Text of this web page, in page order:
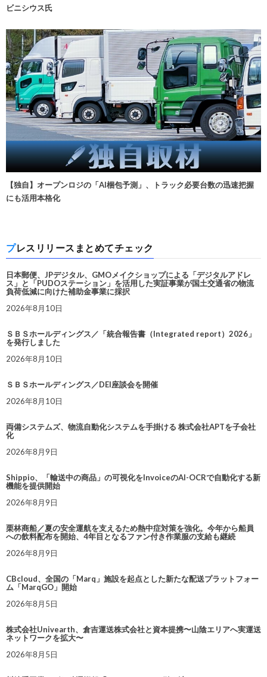
ビニシウス氏
【独自】オープンロジの「AI梱包予測」、トラック必要台数の迅速把握
にも活用本格化
プレスリリースまとめてチェック
日本郵便、JPデジタル、GMOメイクショップによる「デジタルアドレ
ス」と「PUDOステーション」を活用した実証事業が国土交通省の物流
負荷低減に向けた補助金事業に採択
2026年8月10日
ＳＢＳホールディングス／「統合報告書（Integrated report）2026」
を発行しました
2026年8月10日
ＳＢＳホールディングス／DEI座談会を開催
2026年8月10日
両備システムズ、物流自動化システムを手掛ける 株式会社APTを子会社
化
2026年8月9日
Shippio、「輸送中の商品」の可視化をInvoiceのAI-OCRで自動化する新
機能を提供開始
2026年8月9日
栗林商船／夏の安全運航を支えるため熱中症対策を強化。今年から船員
への飲料配布を開始、4年目となるファン付き作業服の支給も継続
2026年8月9日
CBcloud、全国の「Marq」施設を起点とした新たな配送プラットフォー
ム「MarqGO」開始
2026年8月5日
株式会社Univearth、倉吉運送株式会社と資本提携〜山陰エリアへ実運送
ネットワークを拡大〜
2026年8月5日